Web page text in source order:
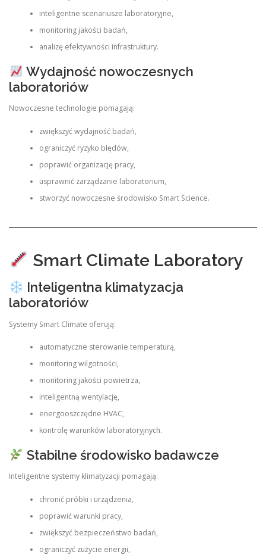
inteligentne scenariusze laboratoryjne,
monitoring jakości badań,
analizę efektywności infrastruktury.
Wydajność nowoczesnych
laboratoriów
Nowoczesne technologie pomagają:
zwiększyć wydajność badań,
ograniczyć ryzyko błędów,
poprawić organizację pracy,
usprawnić zarządzanie laboratorium,
stworzyć nowoczesne środowisko Smart Science.
Smart Climate Laboratory
Inteligentna klimatyzacja
laboratoriów
Systemy Smart Climate oferują:
automatyczne sterowanie temperaturą,
monitoring wilgotności,
monitoring jakości powietrza,
inteligentną wentylację,
energooszczędne HVAC,
kontrolę warunków laboratoryjnych.
Stabilne środowisko badawcze
Inteligentne systemy klimatyzacji pomagają:
chronić próbki i urządzenia,
poprawić warunki pracy,
zwiększyć bezpieczeństwo badań,
ograniczyć zużycie energii,